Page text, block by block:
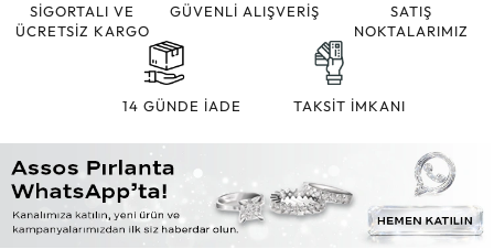
SİGORTALI VE
ÜCRETSİZ KARGO
GÜVENLİ ALIŞVERİŞ
SATIŞ
NOKTALARIMIZ
14 GÜNDE İADE TAKSİT İMKANI